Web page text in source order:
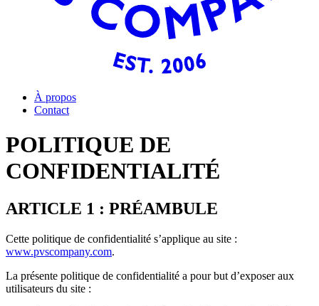
À propos
Contact
POLITIQUE DE
CONFIDENTIALITÉ
ARTICLE 1 : PRÉAMBULE
Cette politique de confidentialité s’applique au site :
www.pvscompany.com.
La présente politique de confidentialité a pour but d’exposer aux
utilisateurs du site :